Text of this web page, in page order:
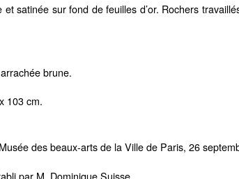
et satinée sur fond de feuilles d’or. Rochers
brune.
103 cm.
des beaux-arts de la Ville de Paris, 26
par M. Dominique Suisse.